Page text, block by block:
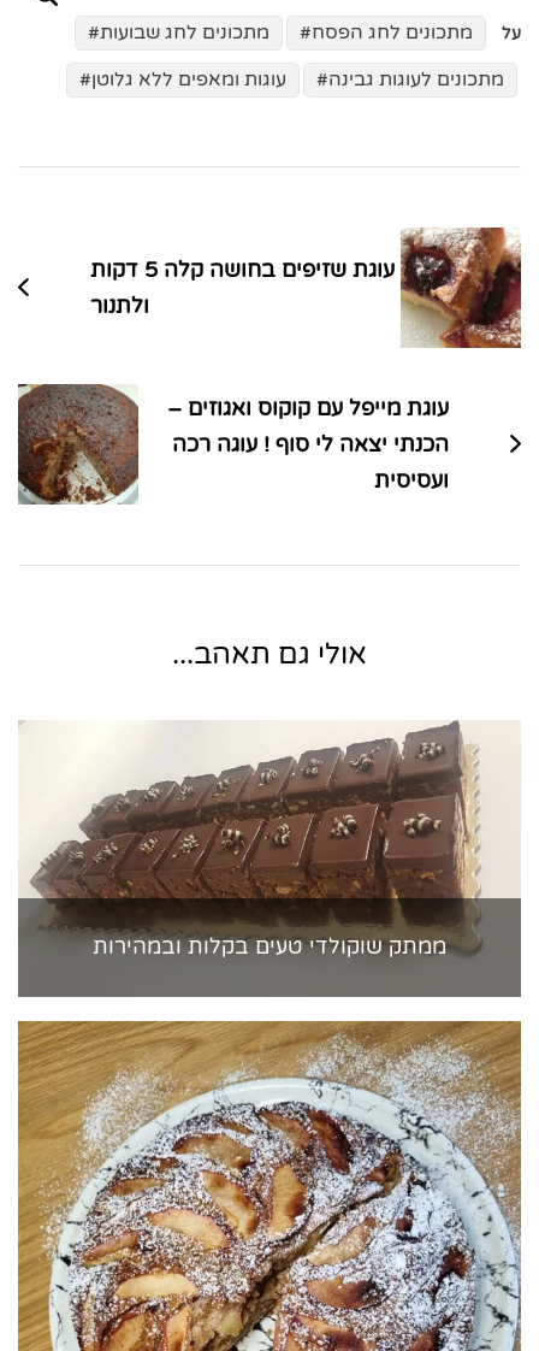
על מתכונים לחג הפסח
מתכונים לחג שבועות
מתכונים לעוגות גבינה
עוגות ומאפים ללא גלוטן
בפוסטים
עוגת שזיפים בחושה קלה 5 דקות
ולתנור
עוגת מייפל עם קוקוס ואגוזים –
הכנתי יצאה לי סוף ! עוגה רכה
ועסיסית
אולי גם תאהב...
ממתק שוקולדי טעים בקלות ובמהירות